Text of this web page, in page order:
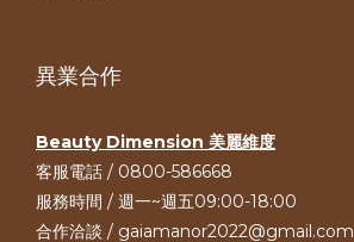
異業合作
Beauty Dimension 美麗維度
客服電話 / 0800-586668
服務時間 / 週一~週五09:00-18:00
合作洽談 / gaiamanor2022@gmail.com